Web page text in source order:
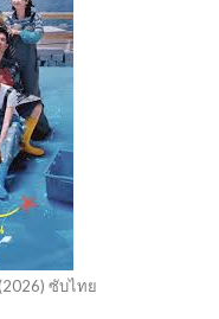
ซับไทย